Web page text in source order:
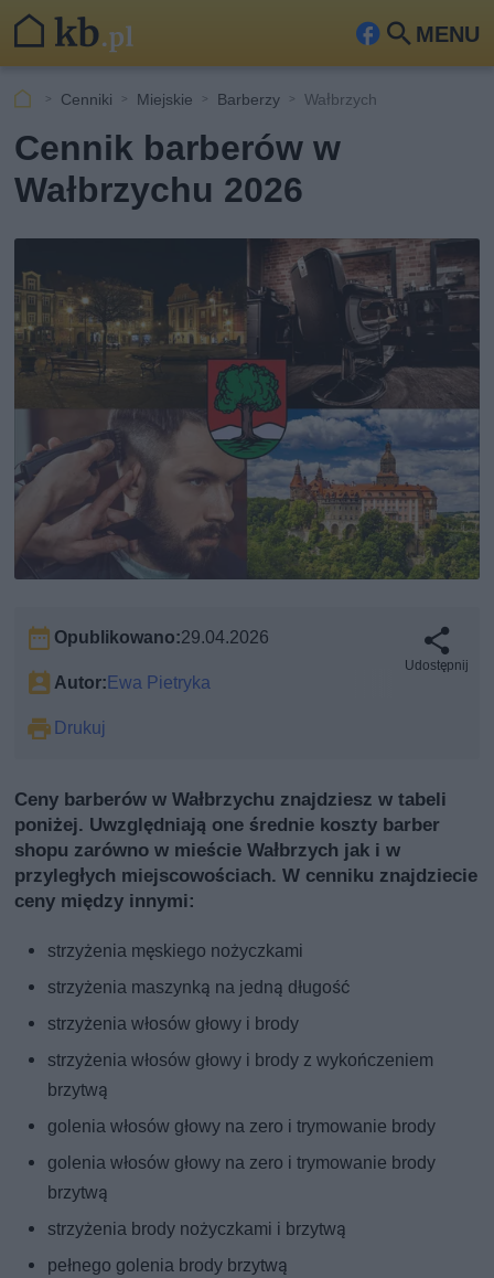
MENU
Fa
ook
Szu
Cenniki Miejskie Barberzy Wałbrzych
Cennik barberów w
Wałbrzychu 2026
Opublikowano:29.04.2026
Autor: Ewa Pietryka
Drukuj
Udostępnij
Ceny barberów w Wałbrzychu znajdziesz w tabeli
poniżej. Uwzględniają one średnie koszty barber
shopu zarówno w mieście Wałbrzych jak i w
przyległych miejscowościach. W cenniku znajdziecie
ceny między innymi:
strzyżenia męskiego nożyczkami
strzyżenia maszynką na jedną długość
strzyżenia włosów głowy i brody
strzyżenia włosów głowy i brody z wykończeniem
brzytwą
golenia włosów głowy na zero i trymowanie brody
golenia włosów głowy na zero i trymowanie brody
brzytwą
strzyżenia brody nożyczkami i brzytwą
pełnego golenia brody brzytwą